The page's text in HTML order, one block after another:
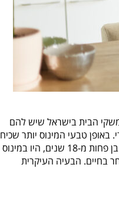
נמצאים במינוס תמידי. על פי נתונים של הלשכה המרכזית לסטטיסטיקה, 46% ממשקי הבית בישראל שיש להם
טבעי המינוס יותר שכיח
בקרב משפחות עם ילדים קטנים, כך שיותר ממחצית (58%) ממשקי הבית עם ילדים, שהקטן שבהם בן פחות מ-18 שנים, היו במינוס
בחיים. הבעיה העיקרית